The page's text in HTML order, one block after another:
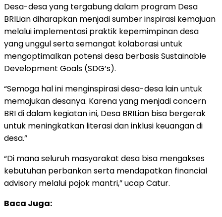
Desa-desa yang tergabung dalam program Desa
BRILian diharapkan menjadi sumber inspirasi kemajuan
melalui implementasi praktik kepemimpinan desa
yang unggul serta semangat kolaborasi untuk
mengoptimalkan potensi desa berbasis Sustainable
Development Goals (SDG’s).
“Semoga hal ini menginspirasi desa-desa lain untuk
memajukan desanya. Karena yang menjadi concern
BRI di dalam kegiatan ini, Desa BRILian bisa bergerak
untuk meningkatkan literasi dan inklusi keuangan di
desa.”
“Di mana seluruh masyarakat desa bisa mengakses
kebutuhan perbankan serta mendapatkan financial
advisory melalui pojok mantri,” ucap Catur.
Baca Juga: